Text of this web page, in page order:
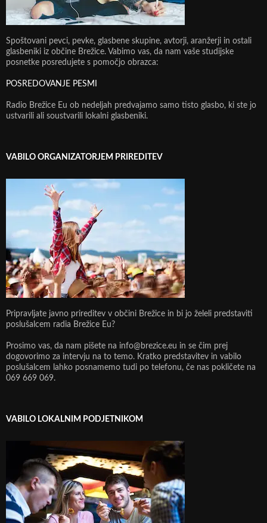
Spoštovani pevci, pevke, glasbene skupine, avtorji, aranžerji in ostali
glasbeniki iz občine Brežice. Vabimo vas, da nam vaše studijske
posnetke posredujete s pomočjo obrazca:
POSREDOVANJE PESMI
Radio Brežice Eu ob nedeljah predvajamo samo tisto glasbo, ki ste jo
ustvarili ali soustvarili lokalni glasbeniki.
VABILO ORGANIZATORJEM PRIREDITEV
Pripravljate javno prireditev v občini Brežice in bi jo želeli predstaviti
poslušalcem radia Brežice Eu?
Prosimo vas, da nam pišete na info@brezice.eu in se čim prej
dogovorimo za intervju na to temo. Kratko predstavitev in vabilo
poslušalcem lahko posnamemo tudi po telefonu, če nas pokličete na
069 669 069.
VABILO LOKALNIM PODJETNIKOM